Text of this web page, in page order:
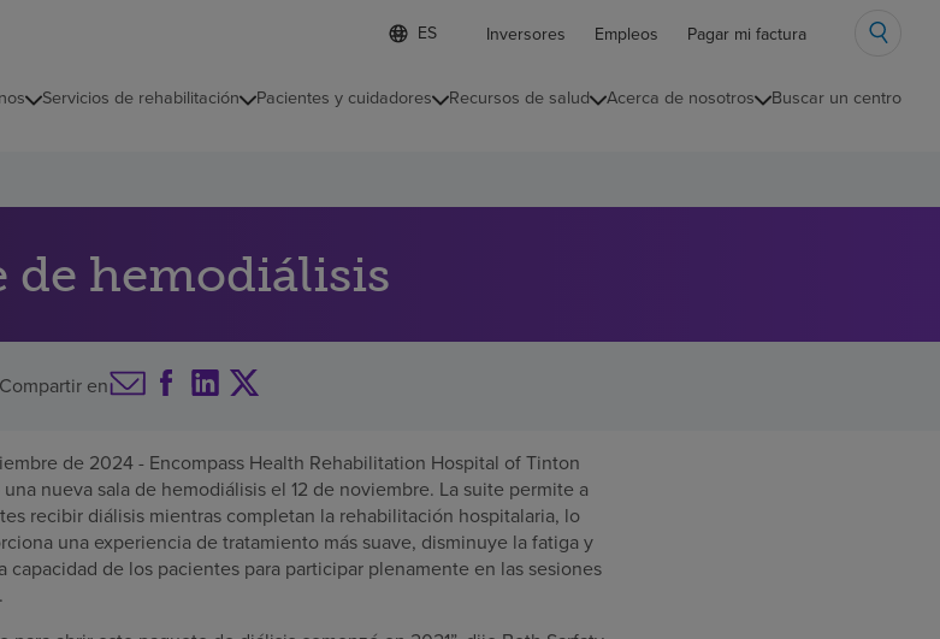
Lista
de
contraída
d
o
l
n
Inversores Empleos Pagar mi factura
Servicios de rehabilitación Pacientes y cuidadores Recursos de salud Acerca de nosotros Buscar un centro
de hemodiálisis
Compartir en
de 2024 - Encompass Health Rehabilitation Hospital of Tinton
una nueva sala de hemodiálisis el 12 de noviembre. La suite permite a
recibir diálisis mientras completan la rehabilitación hospitalaria, lo
una experiencia de tratamiento más suave, disminuye la fatiga y
capacidad de los pacientes para participar plenamente en las sesiones